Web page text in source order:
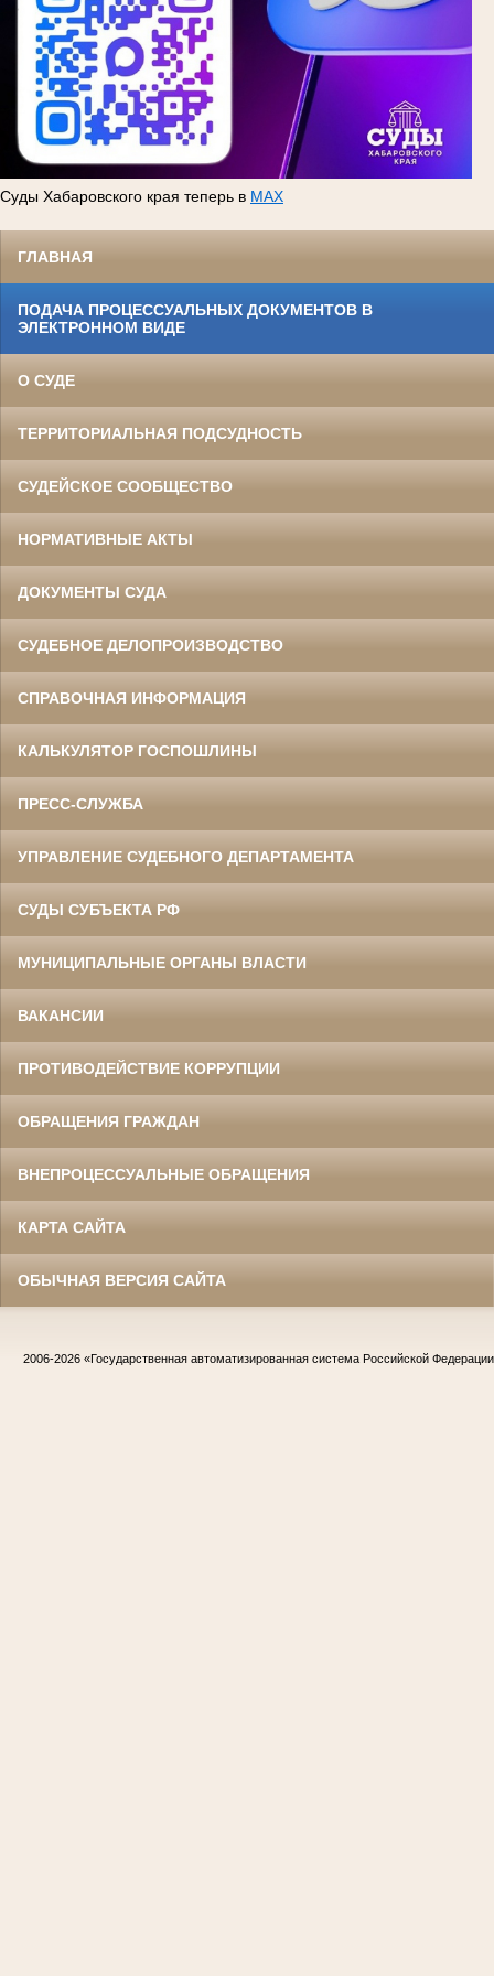
Суды Хабаровского края теперь в MAX
ГЛАВНАЯ
ПОДАЧА ПРОЦЕССУАЛЬНЫХ ДОКУМЕНТОВ В
ЭЛЕКТРОННОМ ВИДЕ
О СУДЕ
ТЕРРИТОРИАЛЬНАЯ ПОДСУДНОСТЬ
СУДЕЙСКОЕ СООБЩЕСТВО
НОРМАТИВНЫЕ АКТЫ
ДОКУМЕНТЫ СУДА
СУДЕБНОЕ ДЕЛОПРОИЗВОДСТВО
СПРАВОЧНАЯ ИНФОРМАЦИЯ
КАЛЬКУЛЯТОР ГОСПОШЛИНЫ
ПРЕСС-СЛУЖБА
УПРАВЛЕНИЕ СУДЕБНОГО ДЕПАРТАМЕНТА
СУДЫ СУБЪЕКТА РФ
МУНИЦИПАЛЬНЫЕ ОРГАНЫ ВЛАСТИ
ВАКАНСИИ
ПРОТИВОДЕЙСТВИЕ КОРРУПЦИИ
ОБРАЩЕНИЯ ГРАЖДАН
ВНЕПРОЦЕССУАЛЬНЫЕ ОБРАЩЕНИЯ
КАРТА САЙТА
ОБЫЧНАЯ ВЕРСИЯ САЙТА
2006-2026 «Государственная автоматизированная система Российской